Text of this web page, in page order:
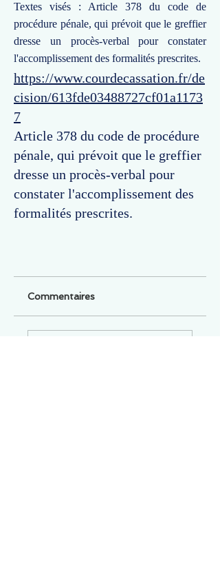
Textes visés : Article 378 du code de
procédure pénale, qui prévoit que le greffier
dresse un procès-verbal pour constater
l'accomplissement des formalités prescrites.
https://www.courdecassation.fr/de
cision/613fde03488727cf01a1173
7
Article 378 du code de procédure
pénale, qui prévoit que le greffier
dresse un procès-verbal pour
constater l'accomplissement des
formalités prescrites.
Commentaires